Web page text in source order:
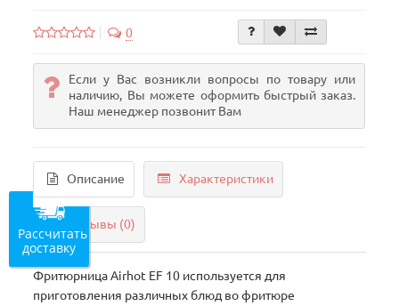
0
Если у Вас возникли вопросы по товару или
наличию, Вы можете оформить быстрый заказ.
Наш менеджер позвонит Вам
Описание Характеристики
Отзывы (0)
Фритюрница Airhot EF 10 используется для
приготовления различных блюд во фритюре
Рассчитать
доставку